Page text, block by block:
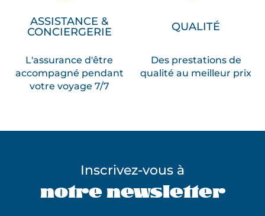
ASSISTANCE &
CONCIERGERIE
L'assurance d'être
accompagné pendant
votre voyage 7/7
QUALITÉ
Des prestations de
qualité au meilleur prix
Inscrivez-vous à
notre newsletter